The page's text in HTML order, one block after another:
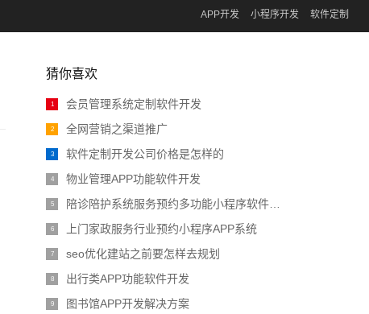
APP开发 小程序开发 软件定制
猜你喜欢
1 会员管理系统定制软件开发
2 全网营销之渠道推广
3 软件定制开发公司价格是怎样的
4 物业管理APP功能软件开发
5 陪诊陪护系统服务预约多功能小程序软件开发
6 上门家政服务行业预约小程序APP系统
7 seo优化建站之前要怎样去规划
8 出行类APP功能软件开发
9 图书馆APP开发解决方案